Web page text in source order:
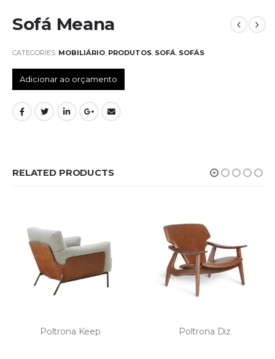
Sofá Meana
CATEGORIES: MOBILIÁRIO, PRODUTOS, SOFÁ, SOFÁS
Adicionar ao orçamento
RELATED PRODUCTS
Poltrona Diz Mesa de Cabeceira Thae